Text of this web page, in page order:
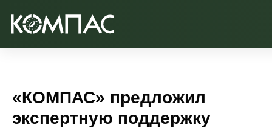
«КОМПАС» предложил
экспертную поддержку